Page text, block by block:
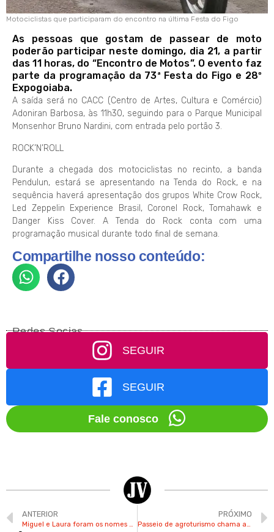
Motociclistas que participaram do encontro na última Festa do Figo
As pessoas que gostam de passear de moto
poderão participar neste domingo, dia 21, a partir
das 11 horas, do “Encontro de Motos”. O evento faz
parte da programação da 73ª Festa do Figo e 28º
Expogoiaba.
A saída será no CACC (Centro de Artes, Cultura e Comércio)
Adoniran Barbosa, às 11h30, seguindo para o Parque Municipal
Monsenhor Bruno Nardini, com entrada pelo portão 3.
ROCK’N’ROLL
Durante a chegada dos motociclistas no recinto, a banda
Pendulun, estará se apresentando na Tenda do Rock, e na
sequência haverá apresentação dos grupos White Crow Rock,
Led Zeppelin Experience Brasil, Coronel Rock, Tomahawk e
Danger Kiss Cover. A Tenda do Rock conta com uma
programação musical durante todo final de semana.
Compartilhe nosso conteúdo:
Redes Socias
SEGUIR
SEGUIR
Fale conosco
ANTERIOR PRÓXIMO